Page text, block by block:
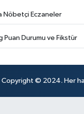
Nöbetçi Eczaneler
Puan Durumu ve Fikstür
Copyright © 2024. Her